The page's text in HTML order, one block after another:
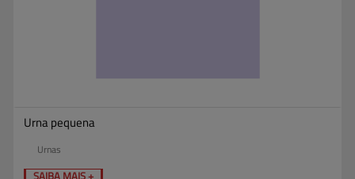
Urna pequena
Urnas
SAIBA MAIS +